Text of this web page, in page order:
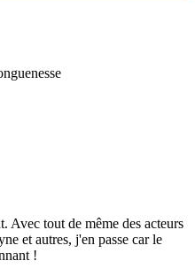
Avec tout de même des acteurs
et autres, j'en passe car le
!